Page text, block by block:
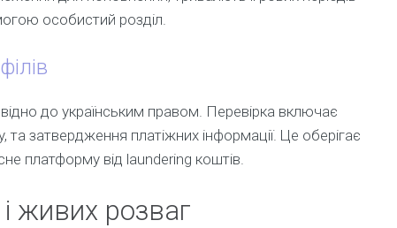
особистий розділ.
до українським правом. Перевірка включає
затвердження платіжних інформації. Це оберігає
платформу від laundering коштів.
живих розваг